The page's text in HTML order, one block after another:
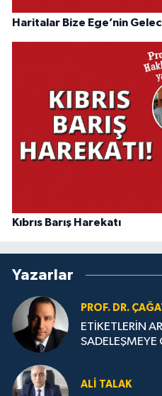
Haritalar Bize Ege’nin
Kıbrıs Barış Harekatı
Yazarlar
PROF. DR.
ETİKETLERİN
SADELEŞMEYE
ALI TALAK